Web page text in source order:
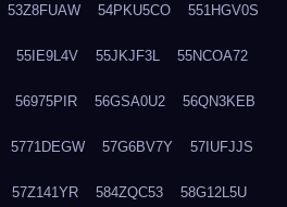
53Z8FUAW 54PKU5CO 551HGV0S
55IE9L4V 55JKJF3L 55NCOA72
56975PIR 56GSA0U2 56QN3KEB
5771DEGW 57G6BV7Y 57IUFJJS
57Z141YR 584ZQC53 58G12L5U